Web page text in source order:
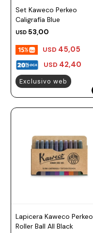
Set Kaweco Perkeo
Caligrafía Blue
USD 53,00
USD 42,40
USD 45,05
Exclusivo web
Lapicera Kaweco Perkeo
Roller Ball All Black